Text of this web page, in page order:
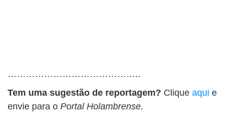
……………………………………..
Tem uma sugestão de reportagem? Clique aqui e
envie para o Portal Holambrense.